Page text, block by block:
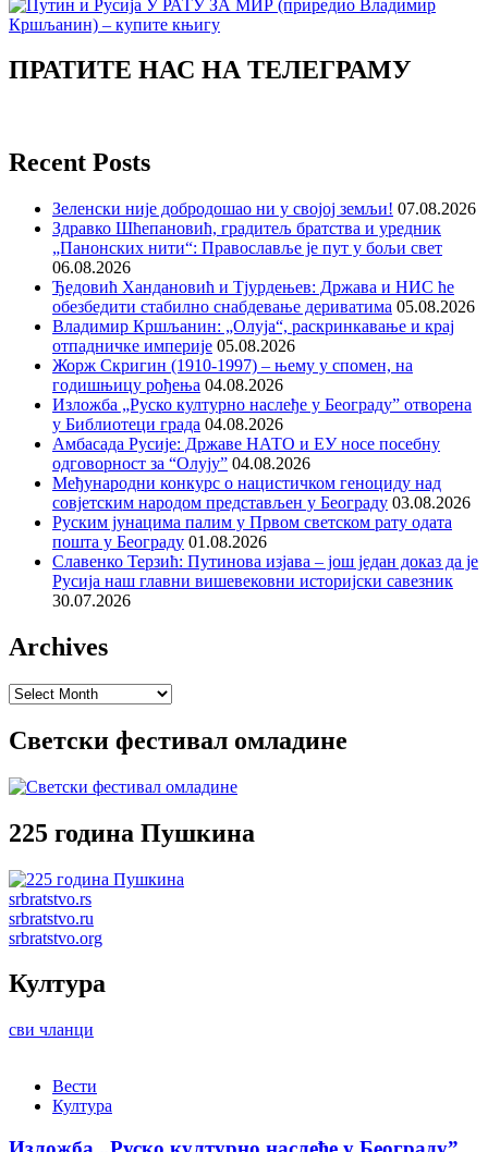
ПРАТИТЕ НАС НА ТЕЛЕГРАМУ
Recent Posts
Зеленски није добродошао ни у својој земљи! 07.08.2026
Здравко Шћепановић, градитељ братства и уредник
„Панонских нити“: Православље је пут у бољи свет
06.08.2026
Ђедовић Хандановић и Тјурдењев: Држава и НИС ће
обезбедити стабилно снабдевање дериватима 05.08.2026
Владимир Кршљанин: „Олуја“, раскринкавање и крај
отпадничке империје 05.08.2026
Жорж Скригин (1910-1997) – њему у спомен, на
годишњицу рођења 04.08.2026
Изложба „Руско културно наслеђе у Београду” отворена
у Библиотеци града 04.08.2026
Амбасада Русије: Државе НАТО и ЕУ носе посебну
одговорност за “Олују” 04.08.2026
Међународни конкурс о нацистичком геноциду над
совјетским народом представљен у Београду 03.08.2026
Руским јунацима палим у Првом светском рату одата
пошта у Београду 01.08.2026
Славенко Терзић: Путинова изјава – још један доказ да је
Русија наш главни вишевековни историјски савезник
30.07.2026
Archives
Archives
Светски фестивал омладине
225 година Пушкина
srbratstvo.rs
srbratstvo.ru
srbratstvo.org
Култура
сви чланци
Вести
Култура